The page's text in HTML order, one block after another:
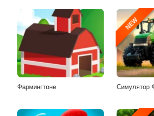
Фармингтоне
NEW
Симулятор